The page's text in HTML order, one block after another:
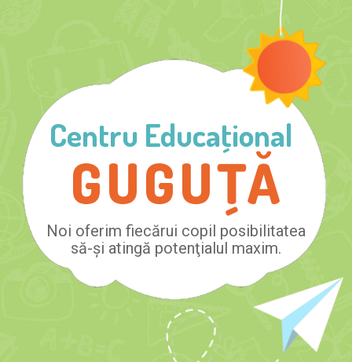
Centru Educaţional
GUGUŢĂ
Noi oferim fiecărui copil posibilitatea
să-şi atingă potenţialul maxim.